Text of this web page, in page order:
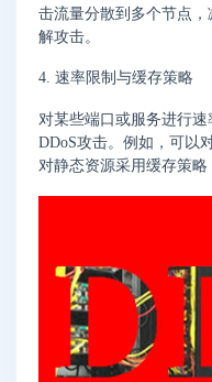
击流量分散到多个节点
解攻击。
4. 速率限制与缓存策略
对某些端口或服务进行
DDoS攻击。例如，可以
对静态资源采用缓存策略